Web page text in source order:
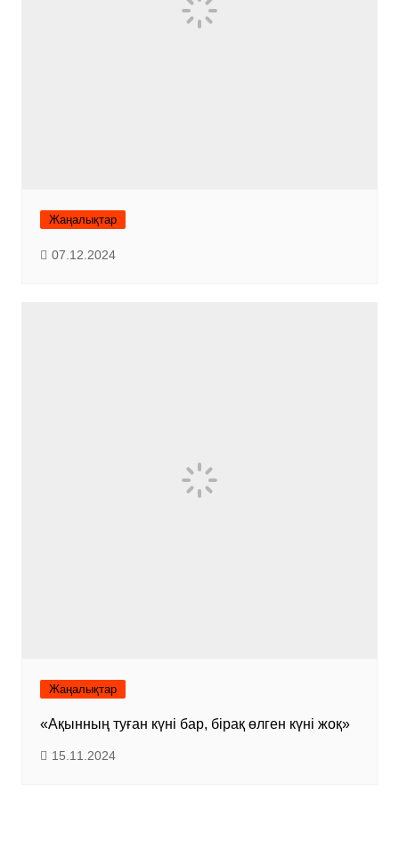
Жаңалықтар
07.12.2024
Жаңалықтар
«Ақынның туған күні бар, бірақ өлген күні жоқ»
15.11.2024